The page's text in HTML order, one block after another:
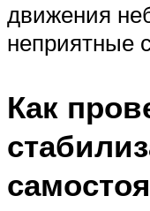
движения
неприятные
Как